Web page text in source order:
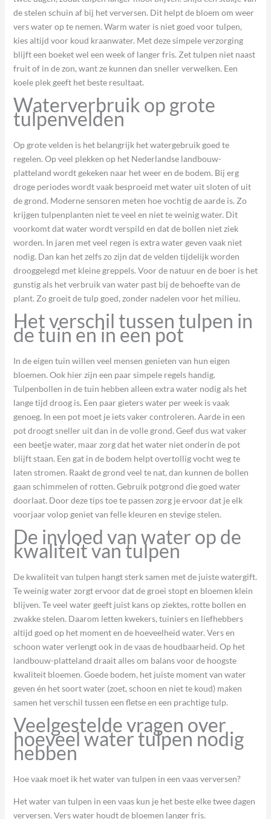
de stelen schuin af bij het verversen. Dit helpt de bloem om weer
vers water op te nemen. Warm water is niet goed voor tulpen,
kies altijd voor koud kraanwater. Met deze simpele verzorging
blijft een boeket wel een week of langer fris. Zet tulpen niet naast
fruit of in de zon, want ze kunnen dan sneller verwelken. Een
koele plek geeft het beste resultaat.
Waterverbruik op grote
tulpenvelden
Op grote velden is het belangrijk het watergebruik goed te
regelen. Op veel plekken op het Nederlandse landbouw-
platteland wordt gekeken naar het weer en de bodem. Bij erg
droge periodes wordt vaak besproeid met water uit sloten of uit
de grond. Moderne sensoren meten hoe vochtig de aarde is. Zo
krijgen tulpenplanten niet te veel en niet te weinig water. Dit
voorkomt dat water wordt verspild en dat de bollen niet ziek
worden. In jaren met veel regen is extra water geven vaak niet
nodig. Dan kan het zelfs zo zijn dat de velden tijdelijk worden
drooggelegd met kleine greppels. Voor de natuur en de boer is het
gunstig als het verbruik van water past bij de behoefte van de
plant. Zo groeit de tulp goed, zonder nadelen voor het milieu.
Het verschil tussen tulpen in
de tuin en in een pot
In de eigen tuin willen veel mensen genieten van hun eigen
bloemen. Ook hier zijn een paar simpele regels handig.
Tulpenbollen in de tuin hebben alleen extra water nodig als het
lange tijd droog is. Een paar gieters water per week is vaak
genoeg. In een pot moet je iets vaker controleren. Aarde in een
pot droogt sneller uit dan in de volle grond. Geef dus wat vaker
een beetje water, maar zorg dat het water niet onderin de pot
blijft staan. Een gat in de bodem helpt overtollig vocht weg te
laten stromen. Raakt de grond veel te nat, dan kunnen de bollen
gaan schimmelen of rotten. Gebruik potgrond die goed water
doorlaat. Door deze tips toe te passen zorg je ervoor dat je elk
voorjaar volop geniet van felle kleuren en stevige stelen.
De invloed van water op de
kwaliteit van tulpen
De kwaliteit van tulpen hangt sterk samen met de juiste watergift.
Te weinig water zorgt ervoor dat de groei stopt en bloemen klein
blijven. Te veel water geeft juist kans op ziektes, rotte bollen en
zwakke stelen. Daarom letten kwekers, tuiniers en liefhebbers
altijd goed op het moment en de hoeveelheid water. Vers en
schoon water verlengt ook in de vaas de houdbaarheid. Op het
landbouw-platteland draait alles om balans voor de hoogste
kwaliteit bloemen. Goede bodem, het juiste moment van water
geven én het soort water (zoet, schoon en niet te koud) maken
samen het verschil tussen een fletse en een prachtige tulp.
Veelgestelde vragen over
hoeveel water tulpen nodig
hebben
Hoe vaak moet ik het water van tulpen in een vaas verversen?
Het water van tulpen in een vaas kun je het beste elke twee dagen
verversen. Vers water houdt de bloemen langer fris.